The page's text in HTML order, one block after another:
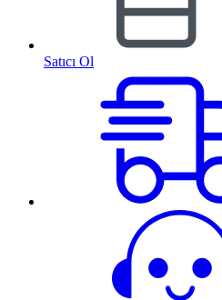
Satıcı Ol